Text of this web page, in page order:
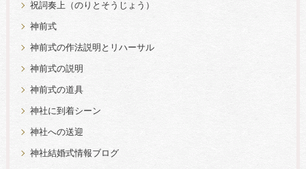
祝詞奏上（のりとそうじょう）
神前式
神前式の作法説明とリハーサル
神前式の説明
神前式の道具
神社に到着シーン
神社への送迎
神社結婚式情報ブログ